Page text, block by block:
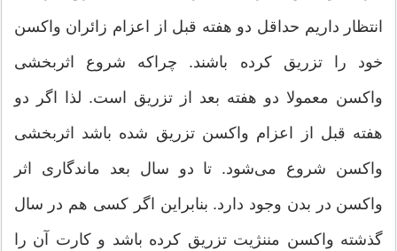
انتظار داریم حداقل دو هفته قبل از اعزام زائران واکسن
خود را تزریق کرده باشند. چراکه شروع اثربخشی
واکسن معمولا دو هفته بعد از تزریق است. لذا اگر دو
هفته قبل از اعزام واکسن تزریق شده باشد اثربخشی
واکسن شروع می‌شود. تا دو سال بعد ماندگاری اثر
واکسن در بدن وجود دارد. بنابراین اگر کسی هم در سال
گذشته واکسن مننژیت تزریق کرده باشد و کارت آن را